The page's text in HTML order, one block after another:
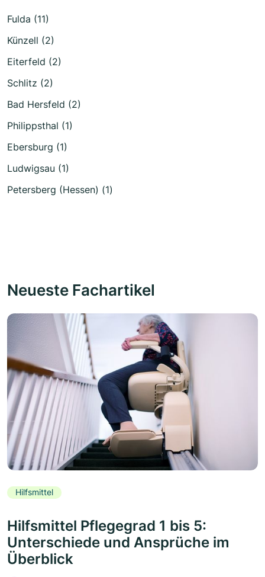
Fulda (11)
Künzell (2)
Eiterfeld (2)
Schlitz (2)
Bad Hersfeld (2)
Philippsthal (1)
Ebersburg (1)
Ludwigsau (1)
Petersberg (Hessen) (1)
Neueste Fachartikel
Hilfsmittel
Hilfsmittel Pflegegrad 1 bis 5:
Unterschiede und Ansprüche im
Überblick